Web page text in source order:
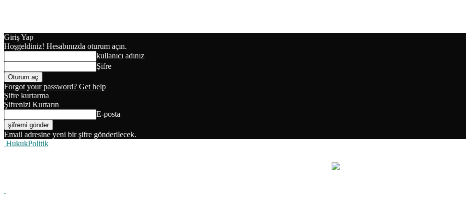
Giriş Yap
Hoşgeldiniz! Hesabınızda oturum açın.
kullanıcı adınız
Şifre
Forgot your password? Get help
Şifre kurtarma
Şifrenizi Kurtarın
E-posta
Email adresine yeni bir şifre gönderilecek.
HukukPolitik